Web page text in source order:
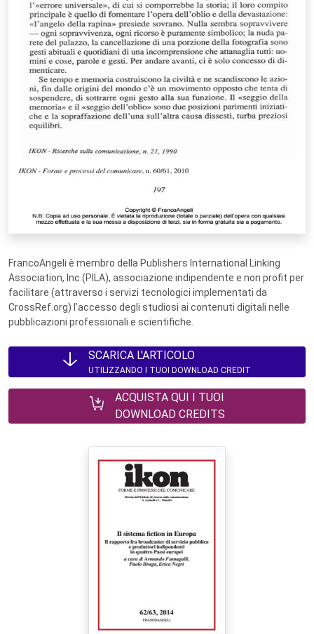
FrancoAngeli è membro della Publishers International Linking
Association, Inc (PILA), associazione indipendente e non profit per
facilitare (attraverso i servizi tecnologici implementati da
CrossRef.org) l’accesso degli studiosi ai contenuti digitali nelle
pubblicazioni professionali e scientifiche.
SCARICA L'ARTICOLO
UTILIZZANDO I TUOI DOWNLOAD CREDIT
ACQUISTA QUI I TUOI
DOWNLOAD CREDITS